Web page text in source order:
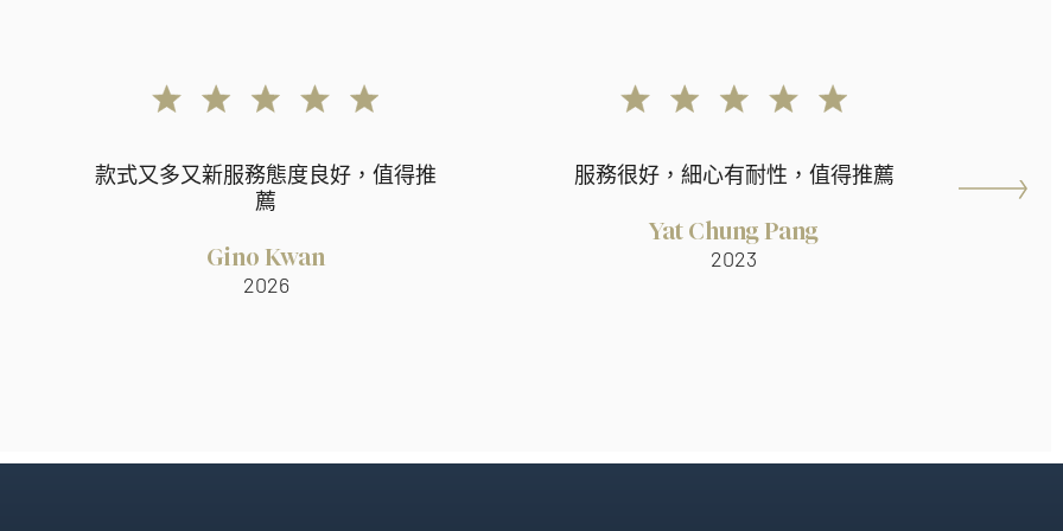
款式又多又新服務態度良好，值得推
薦
Gino Kwan
2026
服務很好，細心有耐性，值得推薦
Yat Chung Pang
2023